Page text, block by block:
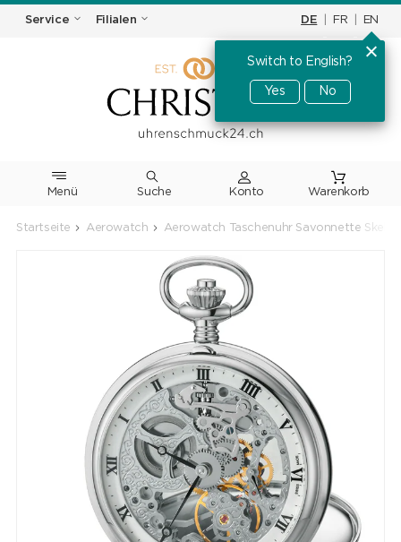
Service Filialen DE FR EN
Switch to English?
Yes No
Menü Suche Warenkorb
Startseite Aerowatch Aerowatch Taschenuhr Savonnette